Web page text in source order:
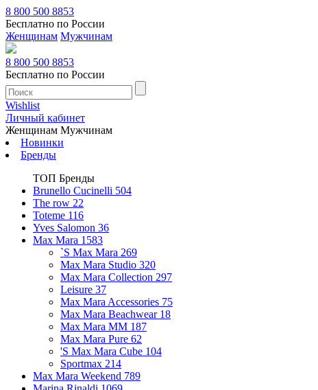
8 800 500 8853
Бесплатно по России
Женщинам Мужчинам
8 800 500 8853
Бесплатно по России
Wishlist
Личный кабинет
Женщинам Мужчинам
Новинки
Бренды
ТОП Бренды
Brunello Cucinelli 504
The row 22
Toteme 116
Yves Salomon 36
Max Mara 1583
`S Max Mara 269
Max Mara Studio 320
Max Mara Collection 297
Leisure 37
Max Mara Accessories 75
Max Mara Beachwear 18
Max Mara MM 187
Max Mara Pure 62
'S Max Mara Cube 104
Sportmax 214
Max Mara Weekend 789